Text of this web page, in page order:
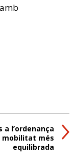
l’ordenança
mobilitat més
equilibrada